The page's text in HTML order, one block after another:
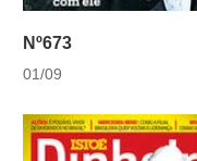
Nº673
01/09